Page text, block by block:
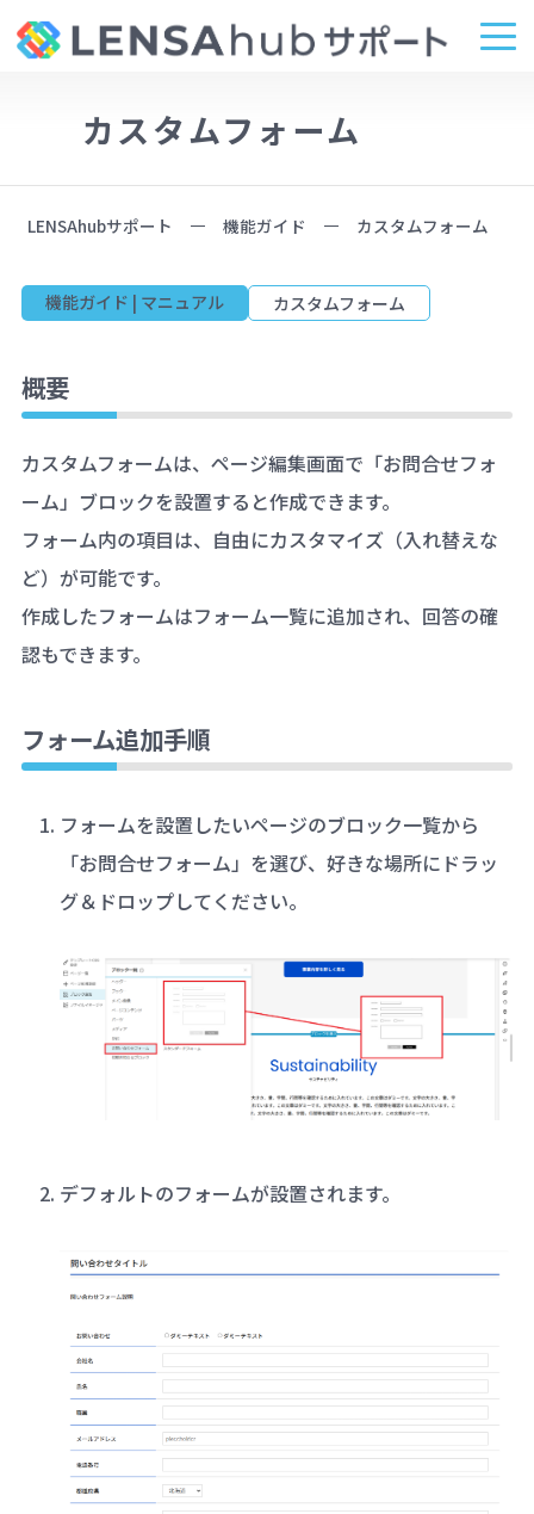
カスタムフォーム
LENSAhubサポート 機能ガイド カスタムフォーム
機能ガイド | マニュアル カスタムフォーム
概要
カスタムフォームは、ページ編集画面で「お問合せフォ
ーム」ブロックを設置すると作成できます。
フォーム内の項目は、自由にカスタマイズ（入れ替えな
ど）が可能です。
作成したフォームはフォーム一覧に追加され、回答の確
認もできます。
フォーム追加手順
フォームを設置したいページのブロック一覧から
「お問合せフォーム」を選び、好きな場所にドラッ
グ＆ドロップしてください。
デフォルトのフォームが設置されます。